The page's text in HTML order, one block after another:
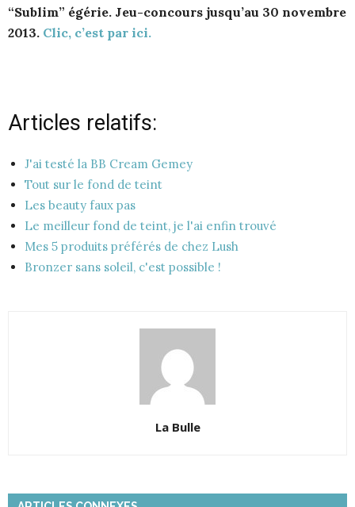
“Sublim” égérie. Jeu-concours jusqu’au 30 novembre
2013. Clic, c’est par ici.
Articles relatifs:
J'ai testé la BB Cream Gemey
Tout sur le fond de teint
Les beauty faux pas
Le meilleur fond de teint, je l'ai enfin trouvé
Mes 5 produits préférés de chez Lush
Bronzer sans soleil, c'est possible !
La Bulle